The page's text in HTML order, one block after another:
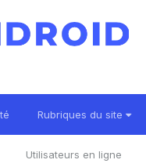
Rubriques du site
Utilisateurs en ligne